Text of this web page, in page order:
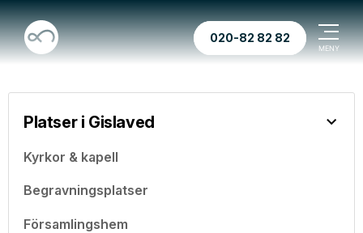
020-82 82 82
Platser i Gislaved
Kyrkor & kapell
Begravningsplatser
Församlingshem